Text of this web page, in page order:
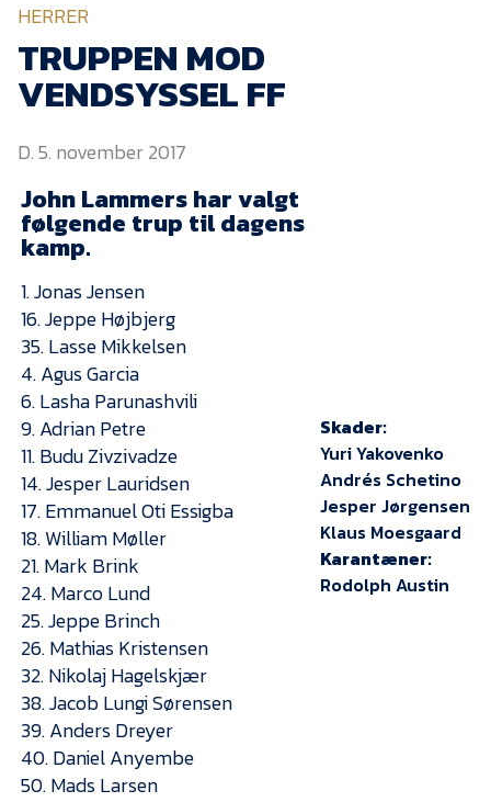
NYHEDER
EfB Akademi
Sydvestjysk Fodbold
Samarbejde
Blue Water Arena
Aktionærinformation
Kontakt
Job i EfB
Presse
HERRER
TRUPPEN MOD
VENDSYSSEL FF
D. 5. november 2017
John Lammers har valgt
følgende trup til dagens
kamp.
1. Jonas Jensen
16. Jeppe Højbjerg
35. Lasse Mikkelsen
4. Agus Garcia
6. Lasha Parunashvili
9. Adrian Petre
11. Budu Zivzivadze
14. Jesper Lauridsen
17. Emmanuel Oti Essigba
18. William Møller
21. Mark Brink
24. Marco Lund
25. Jeppe Brinch
26. Mathias Kristensen
32. Nikolaj Hagelskjær
38. Jacob Lungi Sørensen
39. Anders Dreyer
40. Daniel Anyembe
50. Mads Larsen
Skader:
Yuri Yakovenko
Andrés Schetino
Jesper Jørgensen
Klaus Moesgaard
Karantæner:
Rodolph Austin